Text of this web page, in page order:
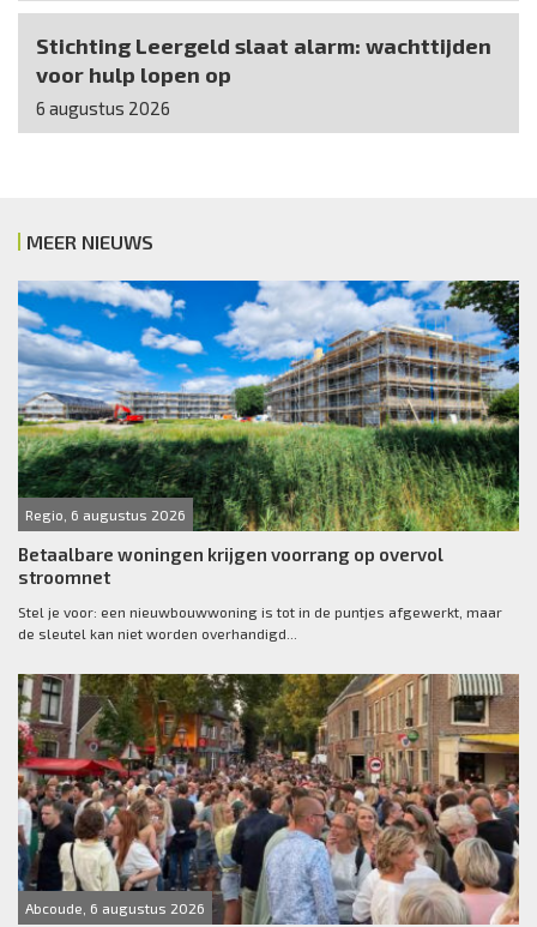
Stichting Leergeld slaat alarm: wachttijden
voor hulp lopen op
6 augustus 2026
MEER NIEUWS
Regio, 6 augustus 2026
Betaalbare woningen krijgen voorrang op overvol
stroomnet
Stel je voor: een nieuwbouwwoning is tot in de puntjes afgewerkt, maar
de sleutel kan niet worden overhandigd...
Abcoude, 6 augustus 2026